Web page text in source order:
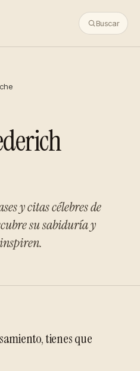
Buscar
y citas célebres de
su sabiduría y
tienes que